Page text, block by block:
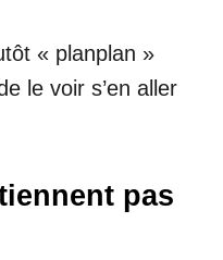
« planplan »
le voir s’en aller
pas